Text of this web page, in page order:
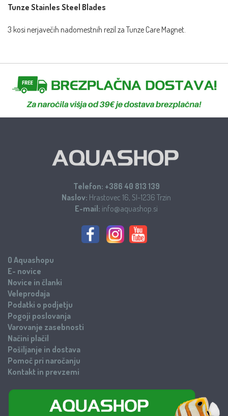
Tunze Stainles Steel Blades
3 kosi nerjavečih nadomestnih rezil za Tunze Care Magnet.
Telefon: +386 40 813 139
Naslov: Hrastovec 16, SI-1236 Trzin
E-mail: info@aquashop.si
O Aquashopu
E- novice
Novice in članki
Veleprodaja
Podatki o podjetju
Pogoji poslovanja
Varovanje zasebnosti
Načini plačil
Pošiljanje in dostava
Pomoč pri naročanju
Kontakt in prevzemi